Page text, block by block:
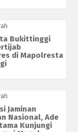
Bukittinggi
di Mapolresta
Jaminan
Nasional, Ade
Kunjungi